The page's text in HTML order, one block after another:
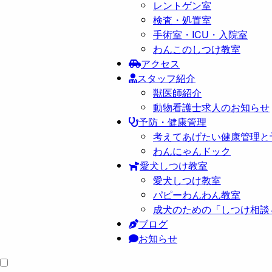
レントゲン室
検査・処置室
手術室・ICU・入院室
わんこのしつけ教室
アクセス
スタッフ紹介
獣医師紹介
動物看護士求人のお知らせ
予防・健康管理
考えてあげたい健康管理
わんにゃんドック
愛犬しつけ教室
愛犬しつけ教室
パピーわんわん教室
成犬のための「しつけ相談
ブログ
お知らせ